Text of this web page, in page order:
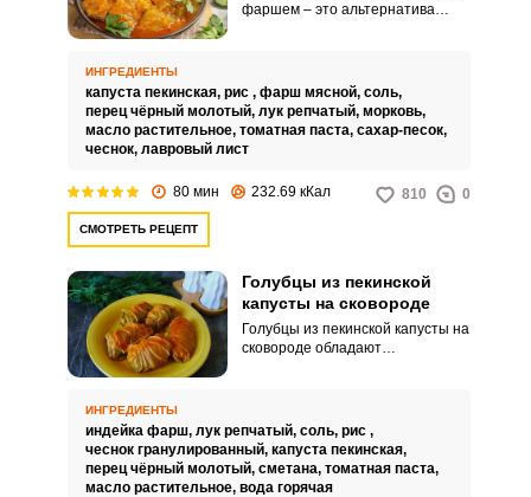
фаршем – это альтернатива
ИНГРЕДИЕНТЫ
капуста пекинская, рис , фарш мясной, соль,
перец чёрный молотый, лук репчатый, морковь,
масло растительное, томатная паста, сахар-песок,
чеснок, лавровый лист
80 мин 232.69 кКал 810 0
СМОТРЕТЬ РЕЦЕПТ
Голубцы из пекинской
капусты на сковороде
Голубцы из пекинской капусты на
сковороде обладают
ИНГРЕДИЕНТЫ
индейка фарш, лук репчатый, соль, рис ,
чеснок гранулированный, капуста пекинская,
перец чёрный молотый, сметана, томатная паста,
масло растительное, вода горячая